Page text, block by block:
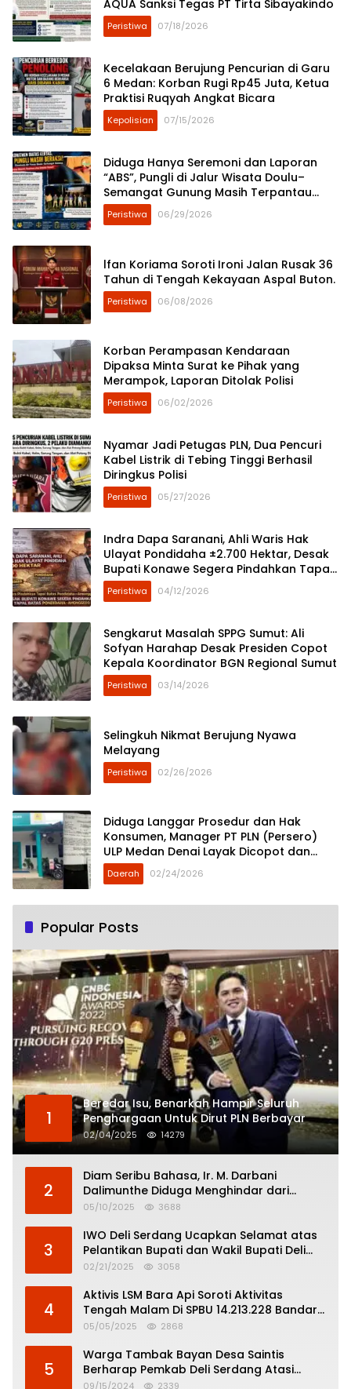
AQUA Sanksi Tegas PT Tirta Sibayakindo
Peristiwa 07/18/2026
Kecelakaan Berujung Pencurian di Garu
6 Medan: Korban Rugi Rp45 Juta, Ketua
Praktisi Ruqyah Angkat Bicara
Kepolisian 07/15/2026
Diduga Hanya Seremoni dan Laporan
“ABS”, Pungli di Jalur Wisata Doulu–
Semangat Gunung Masih Terpantau
Berlangsung
Peristiwa 06/29/2026
lfan Koriama Soroti Ironi Jalan Rusak 36
Tahun di Tengah Kekayaan Aspal Buton.
Peristiwa 06/08/2026
Korban Perampasan Kendaraan
Dipaksa Minta Surat ke Pihak yang
Merampok, Laporan Ditolak Polisi
Peristiwa 06/02/2026
Nyamar Jadi Petugas PLN, Dua Pencuri
Kabel Listrik di Tebing Tinggi Berhasil
Diringkus Polisi
Peristiwa 05/27/2026
Indra Dapa Saranani, Ahli Waris Hak
Ulayat Pondidaha ±2.700 Hektar, Desak
Bupati Konawe Segera Pindahkan Tapal
Batas Pondidaha–Amonggedo
Peristiwa 04/12/2026
Sengkarut Masalah SPPG Sumut: Ali
Sofyan Harahap Desak Presiden Copot
Kepala Koordinator BGN Regional Sumut
Peristiwa 03/14/2026
Selingkuh Nikmat Berujung Nyawa
Melayang
Peristiwa 02/26/2026
Diduga Langgar Prosedur dan Hak
Konsumen, Manager PT PLN (Persero)
ULP Medan Denai Layak Dicopot dan
Diberi Sanksi Tegas
Daerah 02/24/2026
Popular Posts
1
Beredar Isu, Benarkah Hampir Seluruh
Penghargaan Untuk Dirut PLN Berbayar
02/04/2025 14279
2
Diam Seribu Bahasa, Ir. M. Darbani
Dalimunthe Diduga Menghindar dari
Pertanggungjawaban Politik
05/10/2025 3688
3
IWO Deli Serdang Ucapkan Selamat atas
Pelantikan Bupati dan Wakil Bupati Deli
Serdang
02/21/2025 3058
4
Aktivis LSM Bara Api Soroti Aktivitas
Tengah Malam Di SPBU 14.213.228 Bandar
Tinggi
05/05/2025 2868
5
Warga Tambak Bayan Desa Saintis
Berharap Pemkab Deli Serdang Atasi
Banjir
09/15/2024 2339